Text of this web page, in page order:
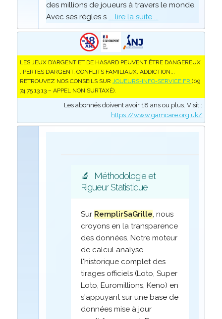
des millions de joueurs à travers le monde.
Avec ses règles s ... lire la suite ...
LES JEUX D’ARGENT ET DE HASARD PEUVENT ÊTRE DANGEREUX
: PERTES D’ARGENT, CONFLITS FAMILIAUX, ADDICTION...
RETROUVEZ NOS CONSEILS SUR JOUEURS-INFO-SERVICE.FR (09
74 75 13 13 – APPEL NON SURTAXÉ).
Les abonnés doivent avoir 18 ans ou plus. Visit :
https://www.gamcare.org.uk/
🔬
Méthodologie et
Rigueur Statistique
Sur RemplirSaGrille, nous
croyons en la transparence
des données. Notre moteur
de calcul analyse
l'historique complet des
tirages officiels (Loto, Super
Loto, Euromillions, Keno) en
s'appuyant sur une base de
données mise à jour